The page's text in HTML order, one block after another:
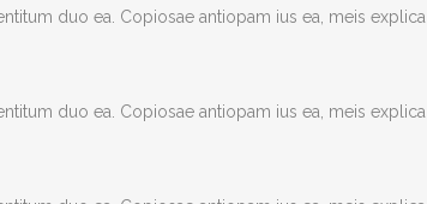
duo ea. Copiosae antiopam ius ea, meis
duo ea. Copiosae antiopam ius ea, meis